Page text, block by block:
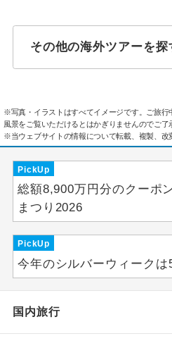
その他の海外ツアーを探
※写真・イラストはすべてイメージです。ご旅行
風景をご覧いただけるとはかぎりませんのでご了
※当ウェブサイトの情報について転載、複製、改
PickUp
総額8,900万円分のクーポ
まつり2026
PickUp
今年のシルバーウィークは
国内旅行